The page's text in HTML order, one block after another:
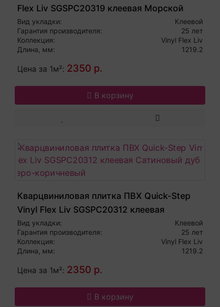
Flex Liv SGSPC20319 клеевая Морской
бриз серобежевый
Вид укладки:
Клеевой
Гарантия производителя:
25 лет
Коллекция:
Vinyl Flex Liv
Длина, мм:
1219.2
Цена за 1м²: 2350 р.
В корзину
Кварцвиниловая плитка ПВХ Quick-Step
Vinyl Flex Liv SGSPC20312 клеевая
Сатиновый дуб серо-коричневый
Вид укладки:
Клеевой
Гарантия производителя:
25 лет
Коллекция:
Vinyl Flex Liv
Длина, мм:
1219.2
Цена за 1м²: 2350 р.
В корзину